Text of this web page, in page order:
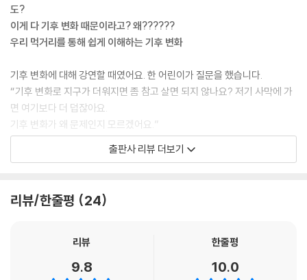
도?
이게 다 기후 변화 때문이라고? 왜??????
우리 먹거리를 통해 쉽게 이해하는 기후 변화
기후 변화에 대해 강연할 때였어요. 한 어린이가 질문을 했습니다.
“기후 변화로 지구가 더워지면 좀 참고 살면 되지 않나요? 저기 사막에 가
면 여기보다 더 덥잖아요.
기후 변화가 왜 문제인지 모르겠어요.”
저는 이 질문을 받고 역시 어린이는 대단하다고 생각했어요.
기후 변화가 인류에게 가져다 줄 핵심 문제가 무엇이냐고 묻는 것이었으니
말 중에서
이 책의 시작점은 초등학교 교실이다. 저자 이지유는 어린이들에게 ‘기후
는 말에 눈을 반짝이는 어린이들을 발견했다. 기후 변화를 잘 실감하지 못
출판사 리뷰 더보기
리뷰/한줄평 24
리뷰
9.8
한줄평
10.0